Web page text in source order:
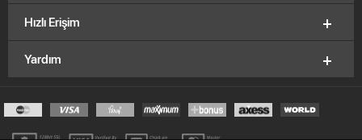
Hızlı Erişim
Yardım